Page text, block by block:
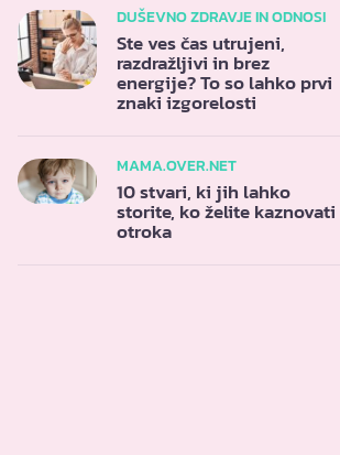
DUŠEVNO ZDRAVJE IN ODNOSI
Ste ves čas utrujeni,
razdražljivi in brez
energije? To so lahko prvi
znaki izgorelosti
MAMA.OVER.NET
10 stvari, ki jih lahko
storite, ko želite kaznovati
otroka